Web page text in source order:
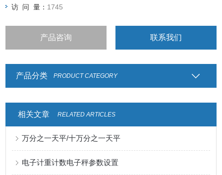
访 问 量： 1745
产品咨询 联系我们
产品分类 PRODUCT CATEGORY
相关文章 RELATED ARTICLES
万分之一天平/十万分之一天平
电子计重计数电子秤参数设置